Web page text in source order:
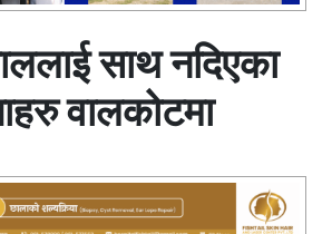
साथ नदिएका
वालकोटमा